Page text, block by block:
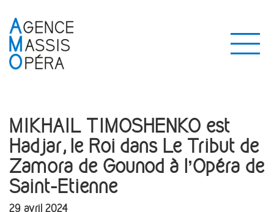
MIKHAIL TIMOSHENKO est
Hadjar, le Roi dans Le Tribut de
Zamora de Gounod à l’Opéra de
Saint-Etienne
29 avril 2024